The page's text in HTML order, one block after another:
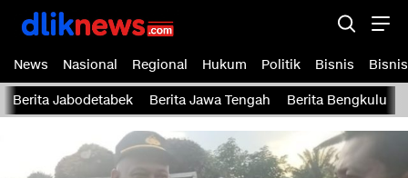
News Nasional Regional Hukum Politik Bisnis Bisnis
Berita Jabodetabek Berita Jawa Tengah Berita Bengkulu